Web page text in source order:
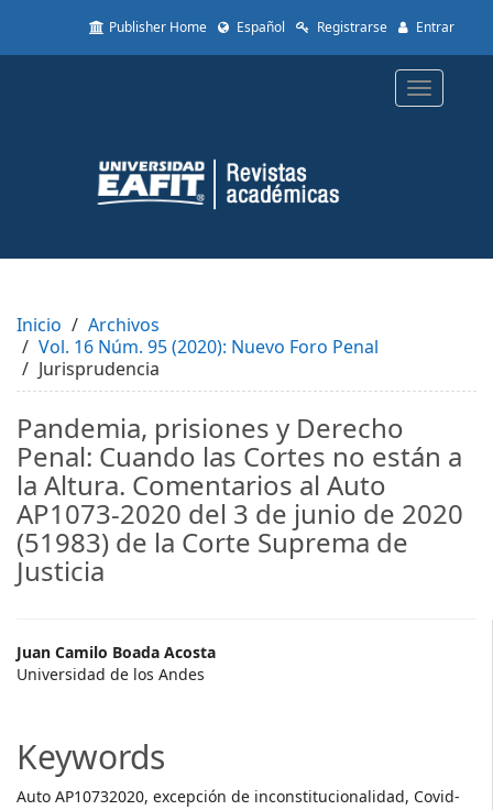
to
Content
Sidebar
Publisher Home Español Registrarse Entrar
Toggle
Inicio
Archivos
Vol. 16 Núm. 95 (2020): Nuevo Foro Penal
Jurisprudencia
Pandemia, prisiones y Derecho
Penal: Cuando las Cortes no están a
la Altura. Comentarios al Auto
AP1073-2020 del 3 de junio de 2020
(51983) de la Corte Suprema de
Justicia
Main
Article
Juan Camilo Boada Acosta
Universidad de los Andes
Keywords
Auto AP1073­2020, excepción de inconstitucionalidad, Covid­